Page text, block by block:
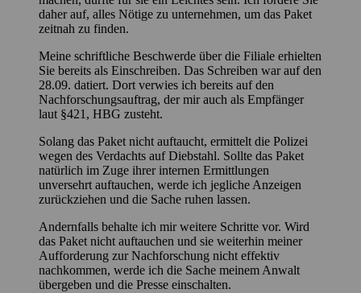
daher auf, alles Nötige zu unternehmen, um das Paket
zeitnah zu finden.
Meine schriftliche Beschwerde über die Filiale erhielten
Sie bereits als Einschreiben. Das Schreiben war auf den
28.09. datiert. Dort verwies ich bereits auf den
Nachforschungsauftrag, der mir auch als Empfänger
laut §421, HBG zusteht.
Solang das Paket nicht auftaucht, ermittelt die Polizei
wegen des Verdachts auf Diebstahl. Sollte das Paket
natürlich im Zuge ihrer internen Ermittlungen
unversehrt auftauchen, werde ich jegliche Anzeigen
zurückziehen und die Sache ruhen lassen.
Andernfalls behalte ich mir weitere Schritte vor. Wird
das Paket nicht auftauchen und sie weiterhin meiner
Aufforderung zur Nachforschung nicht effektiv
nachkommen, werde ich die Sache meinem Anwalt
übergeben und die Presse einschalten.